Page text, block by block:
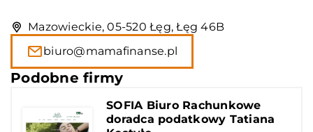
Mazowieckie, 05-520 Łęg, Łęg 46B
biuro@mamafinanse.pl
Podobne firmy
SOFIA Biuro Rachunkowe
doradca podatkowy Tatiana